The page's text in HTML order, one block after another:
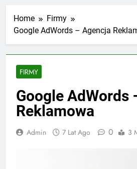
Home
Firmy
Google AdWords – Agencja
FIRMY
Google AdWords
Reklamowa
Admin 7 Lat Ago 0 3